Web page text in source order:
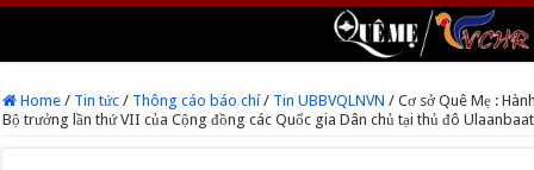
Home / Tin tức / Thông cáo báo chí / Tin UBBVQLNVN / Cơ sở Quê Mẹ :
Bộ trưởng lần thứ VII của Cộng đồng các Quốc gia Dân chủ tại thủ đô